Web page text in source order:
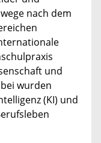
nach dem
und
wurden
(KI) und